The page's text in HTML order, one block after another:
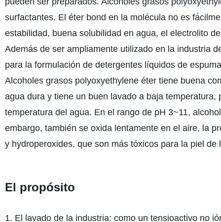
surfactantes. El éter bond en la molécula no es
estabilidad, buena solubilidad en agua, el electrolito
Además de ser ampliamente utilizado en la industria
para la formulación de detergentes líquidos de
Alcoholes grasos polyoxyethylene éter tiene buena
agua dura y tiene un buen lavado a baja
temperatura del agua. En el rango de pH 3~11,
embargo, también se oxida lentamente en el aire, la
y hydroperoxides, que son más tóxicos para la piel
El propósito
1. El lavado de la industria: como un tensioactivo no